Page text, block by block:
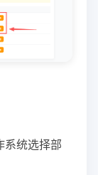
系统选择部